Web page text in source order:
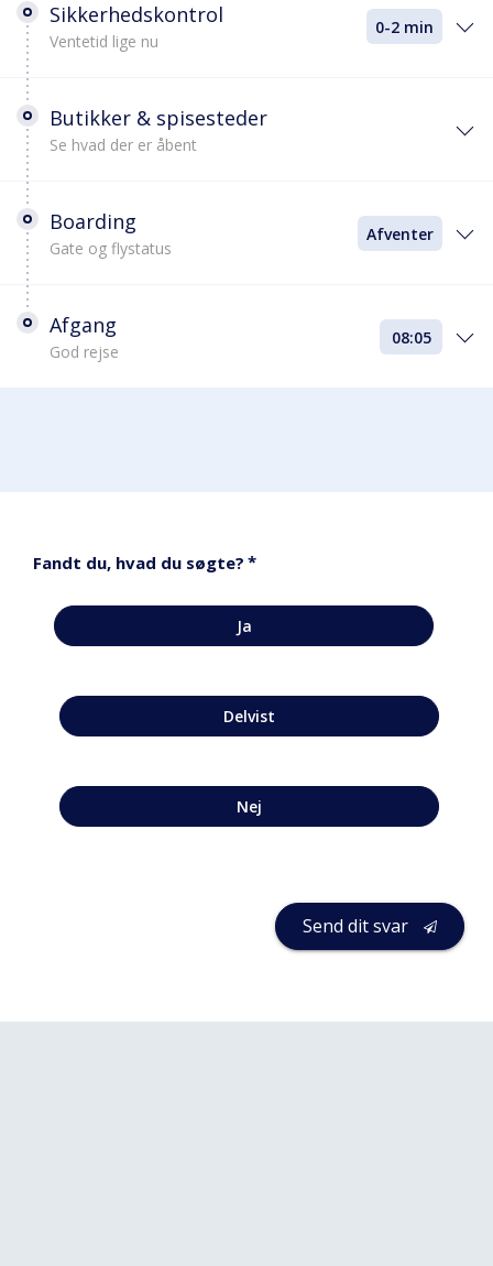
Sikkerhedskontrol
Ventetid lige nu
0-2 min
Butikker & spisesteder
Se hvad der er åbent
Boarding
Gate og flystatus
Afventer
Afgang
God rejse
08:05
Fandt du, hvad du søgte? *
Ja
Delvist
Nej
Send dit svar